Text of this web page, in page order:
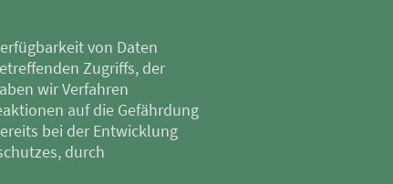
von Daten
Zugriffs, der
wir Verfahren
auf die Gefährdung
bei der Entwicklung
durch